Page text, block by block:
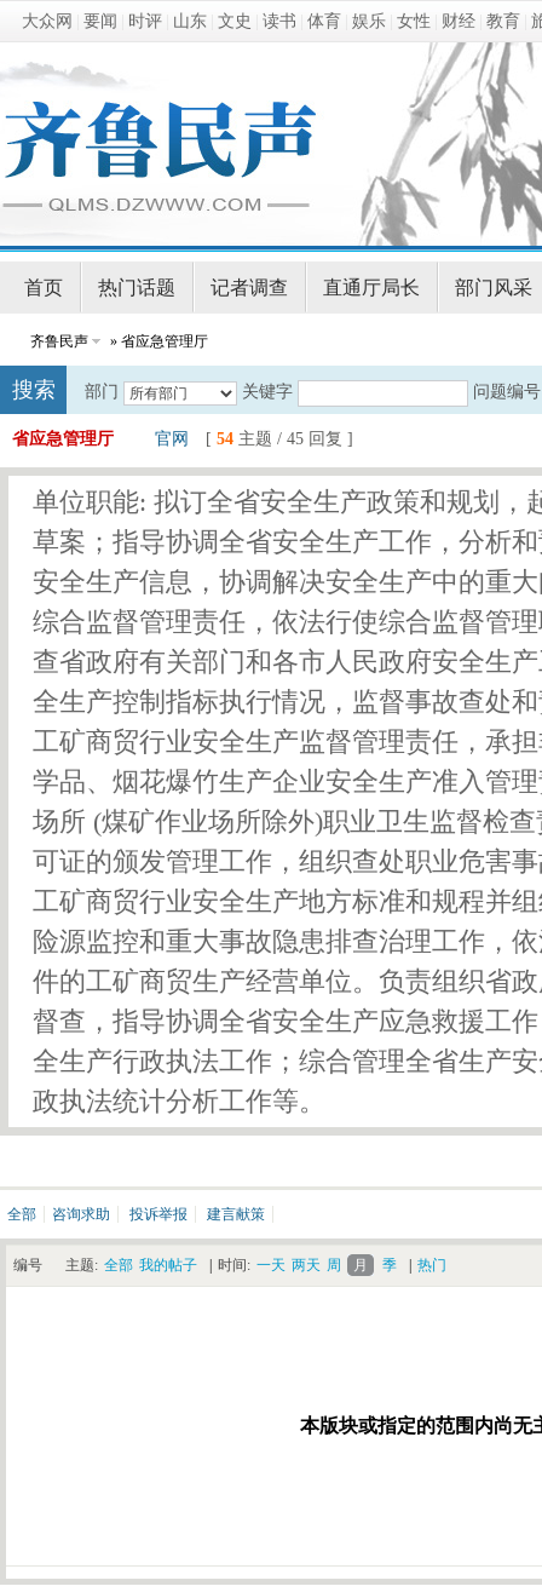
大众网 要闻 时评 山东 文史 读书 体育 娱乐 女性 财经 教育
首页 热门话题 记者调查 直通厅局长 部门风采
齐鲁民声 » 省应急管理厅
搜索 部门 关键字 问题编号
省应急管理厅 官网 [ 54 主题 / 45 回复 ]
单位职能: 拟订全省安全生产政策和规划，
草案；指导协调全省安全生产工作，分析
安全生产信息，协调解决安全生产中的重
综合监督管理责任，依法行使综合监督管
查省政府有关部门和各市人民政府安全生
全生产控制指标执行情况，监督事故查处
工矿商贸行业安全生产监督管理责任，承
学品、烟花爆竹生产企业安全生产准入管
场所 (煤矿作业场所除外)职业卫生监督检
可证的颁发管理工作，组织查处职业危害
工矿商贸行业安全生产地方标准和规程并
险源监控和重大事故隐患排查治理工作，
件的工矿商贸生产经营单位。负责组织省
督查，指导协调全省安全生产应急救援工
全生产行政执法工作；综合管理全省生产
政执法统计分析工作等。
全部 咨询求助 投诉举报 建言献策
编号 主题: 全部 我的帖子 时间: 一天 两天 周 月 季 热门
本版块或指定的范围内尚无